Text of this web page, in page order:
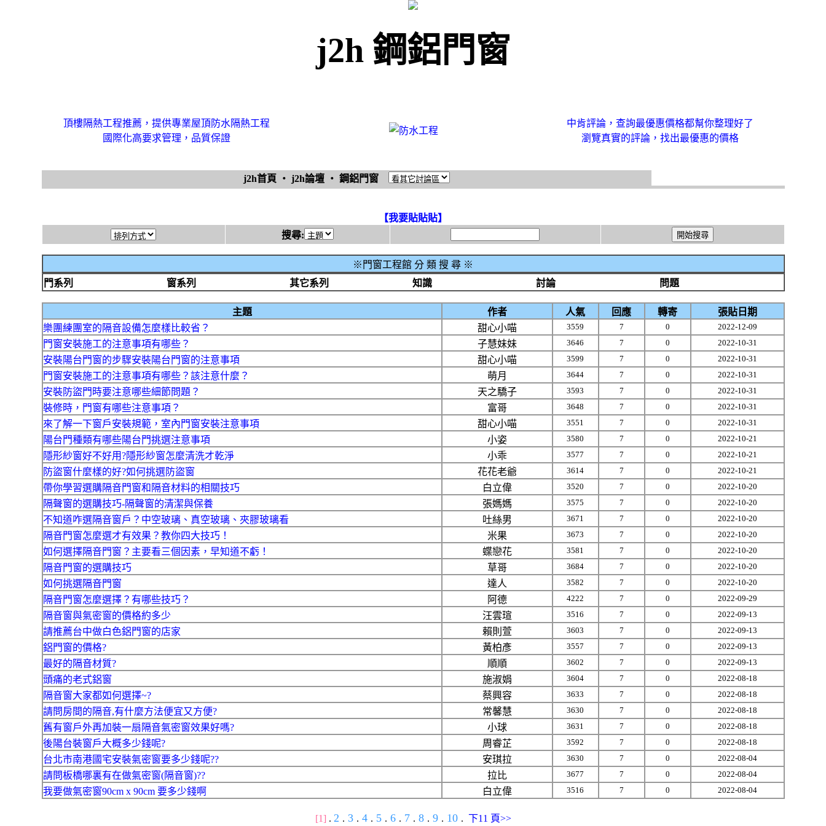
j2h 鋼鋁門窗
頂樓隔熱工程推薦，提供專業屋頂防水隔熱工程
國際化高要求管理，品質保證
中肯評論，查詢最優惠價格都幫你整理好了
瀏覽真實的評論，找出最優惠的價格
j2h首頁 ‧ j2h論壇 ‧ 鋼鋁門窗
【我要貼貼貼】
搜尋:
※門窗工程館 分 類 搜 尋 ※
門系列
窗系列 其它系列 知識 討論 問題
主題 作者 人氣 回應 轉寄
張貼日期
樂團練團室的隔音設備怎麼樣比較省？
甜心小喵 3559 7 0 2022-12-09
門窗安裝施工的注意事項有哪些？ 子慧妹妹 3646 7 0 2022-10-31
安裝陽台門窗的步驟安裝陽台門窗的注意事項 甜心小喵 3599 7 0 2022-10-31
門窗安裝施工的注意事項有哪些？該注意什麼？ 萌月 3644 7 0 2022-10-31
安裝防盜門時要注意哪些細節問題？ 天之驕子 3593 7 0 2022-10-31
裝修時，門窗有哪些注意事項？ 富哥 3648 7 0 2022-10-31
來了解一下窗戶安裝規範，室內門窗安裝注意事項 甜心小喵 3551 7 0 2022-10-31
陽台門種類有哪些陽台門挑選注意事項 小姿 3580 7 0 2022-10-21
隱形紗窗好不好用?隱形紗窗怎麼清洗才乾淨 小乖 3577 7 0 2022-10-21
防盜窗什麼樣的好?如何挑選防盜窗 花花老爺 3614 7 0 2022-10-21
帶你學習選購隔音門窗和隔音材料的相關技巧 白立偉 3520 7 0 2022-10-20
隔聲窗的選購技巧-隔聲窗的清潔與保養 張媽媽 3575 7 0 2022-10-20
不知道咋選隔音窗戶？中空玻璃、真空玻璃、夾膠玻璃看 吐絲男 3671 7 0 2022-10-20
隔音門窗怎麼選才有效果？教你四大技巧！ 米果 3673 7 0 2022-10-20
如何選擇隔音門窗？主要看三個因素，早知道不虧！ 蝶戀花 3581 7 0 2022-10-20
隔音門窗的選購技巧 草哥 3684 7 0 2022-10-20
如何挑選隔音門窗 達人 3582 7 0 2022-10-20
隔音門窗怎麼選擇？有哪些技巧？ 阿德 4222 7 0 2022-09-29
隔音窗與氣密窗的價格約多少 汪雲瑄 3516 7 0 2022-09-13
請推薦台中做白色鋁門窗的店家 賴則萱 3603 7 0 2022-09-13
鋁門窗的價格? 黃柏彥 3557 7 0 2022-09-13
最好的隔音材質? 順順 3602 7 0 2022-09-13
頭痛的老式鋁窗 施淑娟 3604 7 0 2022-08-18
隔音窗大家都如何選擇~? 蔡興容 3633 7 0 2022-08-18
請問房間的隔音,有什麼方法便宜又方便? 常馨慧 3630 7 0 2022-08-18
舊有窗戶外再加裝一扇隔音氣密窗效果好嗎? 小球 3631 7 0 2022-08-18
後陽台裝窗戶大概多少錢呢? 周睿芷 3592 7 0 2022-08-18
台北市南港國宅安裝氣密窗要多少錢呢?? 安琪拉 3630 7 0 2022-08-04
請問板橋哪裏有在做氣密窗(隔音窗)?? 拉比 3677 7 0 2022-08-04
我要做氣密窗90cm x 90cm 要多少錢啊 白立偉 3516 7 0 2022-08-04
[1] . 2 . 3 . 4 . 5 . 6 . 7 . 8 . 9 . 10 . 下11 頁>>